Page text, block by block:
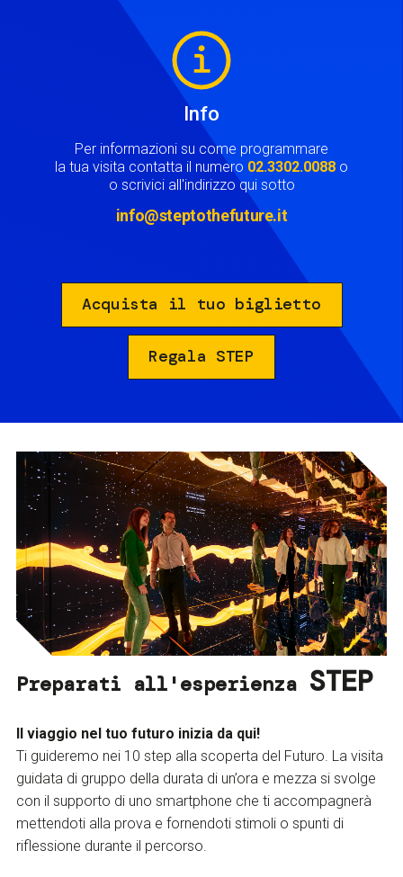
Info
Per informazioni su come programmare
la tua visita contatta il numero 02.3302.0088 o
o scrivici all'indirizzo qui sotto
info@steptothefuture.it
Acquista il tuo biglietto
Regala STEP
Preparati all'esperienza STEP
Il viaggio nel tuo futuro inizia da qui!
Ti guideremo nei 10 step alla scoperta del Futuro. La visita
guidata di gruppo della durata di un’ora e mezza si svolge
con il supporto di uno smartphone che ti accompagnerà
mettendoti alla prova e fornendoti stimoli o spunti di
riflessione durante il percorso.